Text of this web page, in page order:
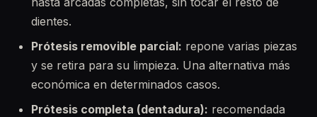
dientes.
Prótesis removible parcial: repone varias piezas
y se retira para su limpieza. Una alternativa más
económica en determinados casos.
Prótesis completa (dentadura): recomendada